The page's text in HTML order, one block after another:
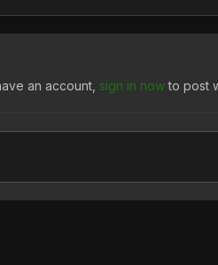
an account, sign in nowto post